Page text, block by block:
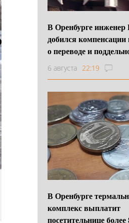
В Оренбурге
добился компенсации
о переводе и
6 августа 22:19
В Оренбурге
комплекс выплатит
посетительнице